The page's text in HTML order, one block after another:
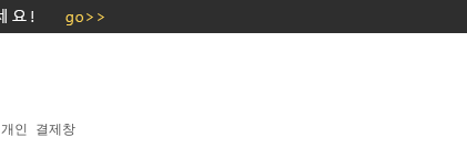
개인 결제창